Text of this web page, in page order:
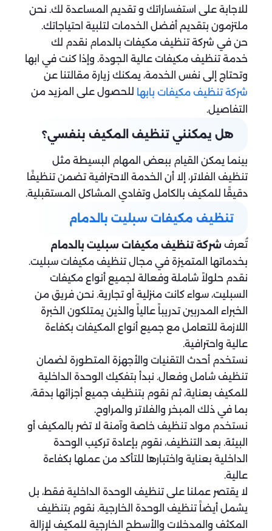
للاجابة على استفساراتك و تقديم المساعدة لك. نحن
ملتزمون بتقديم أفضل الخدمات لتلبية احتياجاتك.
حن في شركة تنظيف مكيفات بالدمام نقدم لك
خدمة تنظيف مكيفات عالية الجودة. وإذا كنت في ابها
وتحتاج إلى نفس الخدمة، يمكنك زيارة مقالتنا عن
شركة تنظيف مكيفات بابها للحصول على المزيد من
التفاصيل.
هل يمكنني تنظيف المكيف بنفسي؟
بينما يمكن القيام ببعض المهام البسيطة مثل
تنظيف الفلاتر، إلا أن الخدمة الاحترافية تضمن تنظيفًا
دقيقًا للمكيف بالكامل وتفادي المشاكل المستقبلية.
تنظيف مكيفات سبليت بالدمام
تُعرف شركة تنظيف مكيفات سبليت بالدمام
بخدماتها المتميزة في مجال تنظيف مكيفات سبليت.
نقدم حلولاً شاملة وفعالة لجميع أنواع مكيفات
السبليت، سواء كانت منزلية أو تجارية. نحن فريق من
الخبراء المدربين تدريباً عالياً والذين يمتلكون الخبرة
اللازمة للتعامل مع جميع أنواع المكيفات بكفاءة
عالية واحترافية.
نستخدم أحدث التقنيات والأجهزة المتطورة لضمان
تنظيف شامل وفعال. نبدأ بتفكيك الوحدة الداخلية
للمكيف بعناية، ثم نقوم بتنظيف جميع أجزائها بدقة،
بما في ذلك المبخر والفلاتر والمراوح.
نستخدم مواد تنظيف خاصة وآمنة لا تضر بالمكيف أو
البيئة. بعد التنظيف، نقوم بإعادة تركيب الوحدة
الداخلية بعناية واختبارها للتأكد من عملها بكفاءة
عالية.
لا يقتصر عملنا على تنظيف الوحدة الداخلية فقط، بل
يشمل أيضاً تنظيف الوحدة الخارجية. نقوم بتنظيف
المكثف والمدخلات والأسطح الخارجية للمكيف لإزالة